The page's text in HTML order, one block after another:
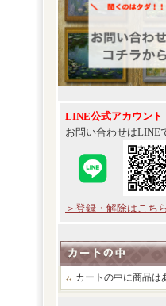
LINE公式アカウント
お問い合わせはLINE
＞登録・解除はこち
カートの中に商品は